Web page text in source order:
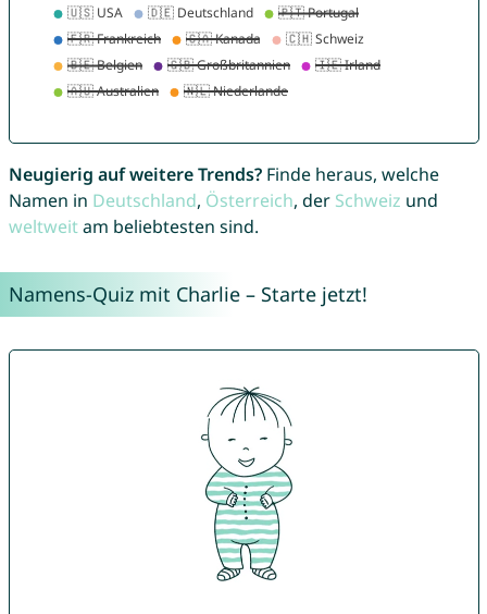
Neugierig auf weitere Trends?Finde heraus, welche
Namen in Deutschland, Österreich, der Schweiz und
weltweitam beliebtesten sind.
Namens-Quiz mit Charlie – Starte jetzt!